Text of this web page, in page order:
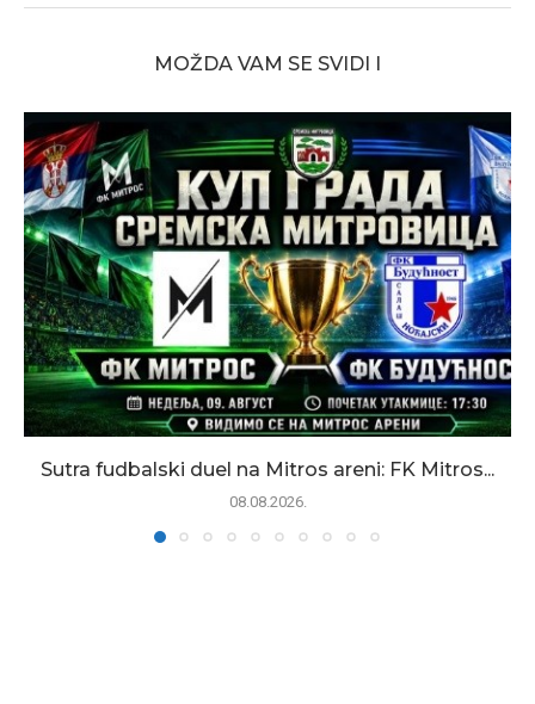
MOŽDA VAM SE SVIDI I
Sutra fudbalski duel na Mitros areni: FK Mitros...
08.08.2026.